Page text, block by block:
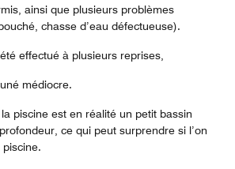
ainsi que plusieurs problèmes
chasse d’eau défectueuse).
effectué à plusieurs reprises,
médiocre.
piscine est en réalité un petit bassin
ce qui peut surprendre si l’on